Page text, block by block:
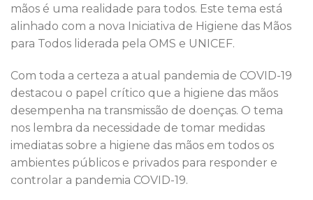
mãos é uma realidade para todos. Este tema está
alinhado com a nova Iniciativa de Higiene das Mãos
para Todos liderada pela OMS e UNICEF.
Com toda a certeza a atual pandemia de COVID-19
destacou o papel crítico que a higiene das mãos
desempenha na transmissão de doenças. O tema
nos lembra da necessidade de tomar medidas
imediatas sobre a higiene das mãos em todos os
ambientes públicos e privados para responder e
controlar a pandemia COVID-19.